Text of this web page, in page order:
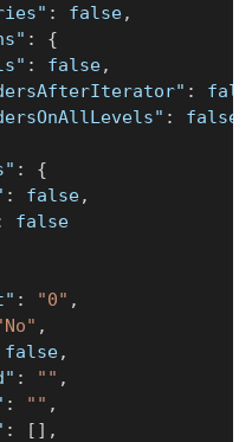
: false,
:
{
: false,
:
:
false
:
{
: false,
false
: "0" ,
,
false,
: "" ,
: "" ,
: [ ] ,